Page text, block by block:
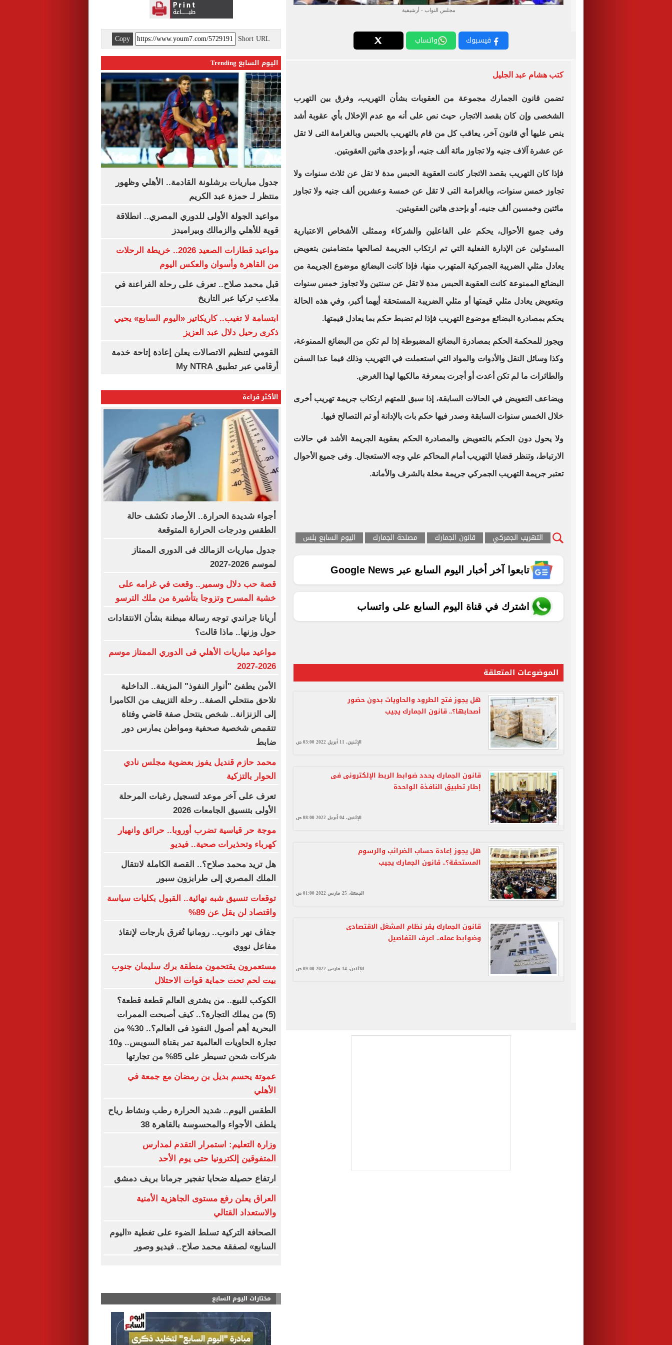
مجلس النواب - أرشيفية
فيسبوك واتساب
كتب هشام عبد الجليل
تضمن قانون الجمارك مجموعة من العقوبات بشأن التهريب، وفرق بين التهرب
الشخصى وإن كان بقصد الاتجار، حيث نص على أنه مع عدم الإخلال بأي عقوبة أشد
ينص عليها أي قانون آخر، يعاقب كل من قام بالتهريب بالحبس وبالغرامة التى لا تقل
عن عشرة آلاف جنيه ولا تجاوز مائة ألف جنيه، أو بإحدى هاتين العقوبتين.
فإذا كان التهريب بقصد الاتجار كانت العقوبة الحبس مدة لا تقل عن ثلاث سنوات ولا
تجاوز خمس سنوات، وبالغرامة التى لا تقل عن خمسة وعشرين ألف جنيه ولا تجاوز
مائتين وخمسين ألف جنيه، أو بإحدى هاتين العقوبتين.
وفى جميع الأحوال، يحكم على الفاعلين والشركاء وممثلى الأشخاص الاعتبارية
المسئولين عن الإدارة الفعلية التي تم ارتكاب الجريمة لصالحها متضامنين بتعويض
يعادل مثلي الضريبة الجمركية المتهرب منها، فإذا كانت البضائع موضوع الجريمة من
البضائع الممنوعة كانت العقوبة الحبس مدة لا تقل عن سنتين ولا تجاوز خمس سنوات
وبتعويض يعادل مثلي قيمتها أو مثلي الضريبة المستحقة أيهما أكبر، وفي هذه الحالة
يحكم بمصادرة البضائع موضوع التهريب فإذا لم تضبط حكم بما يعادل قيمتها.
ويجوز للمحكمة الحكم بمصادرة البضائع المضبوطة إذا لم تكن من البضائع الممنوعة،
وكذا وسائل النقل والأدوات والمواد التي استعملت في التهريب وذلك فيما عدا السفن
والطائرات ما لم تكن أعدت أو أجرت بمعرفة مالكيها لهذا الغرض.
ويضاعف التعويض في الحالات السابقة، إذا سبق للمتهم ارتكاب جريمة تهريب أخرى
خلال الخمس سنوات السابقة وصدر فيها حكم بات بالإدانة أو تم التصالح فيها.
ولا يحول دون الحكم بالتعويض والمصادرة الحكم بعقوبة الجريمة الأشد في حالات
الارتباط، وتنظر قضايا التهريب أمام المحاكم علي وجه الاستعجال. وفى جميع الأحوال
تعتبر جريمة التهريب الجمركي جريمة مخلة بالشرف والأمانة.
التهريب الجمركي قانون الجمارك مصلحة الجمارك اليوم السابع بلس
تابعوا آخر أخبار اليوم السابع عبر Google News
اشترك في قناة اليوم السابع على واتساب
الموضوعات المتعلقة
هل يجوز فتح الطرود والحاويات بدون حضور
أصحابها؟.. قانون الجمارك يجيب
الإثنين، 11 أبريل 2022 03:00 ص
قانون الجمارك يحدد ضوابط الربط الإلكترونى فى
إطار تطبيق النافذة الواحدة
الإثنين، 04 أبريل 2022 08:00 ص
هل يجوز إعادة حساب الضرائب والرسوم
المستحقة؟.. قانون الجمارك يجيب
الجمعة، 25 مارس 2022 01:00 ص
قانون الجمارك يقر نظام المشغل الاقتصادى
وضوابط عمله.. اعرف التفاصيل
الإثنين، 14 مارس 2022 09:00 ص
Short URL
Copy
اليوم السابع Trending
جدول مباريات برشلونة القادمة.. الأهلي وظهور
منتظر لـ حمزة عبد الكريم
مواعيد الجولة الأولى للدوري المصري.. انطلاقة
قوية للأهلي والزمالك وبيراميدز
مواعيد قطارات الصعيد 2026.. خريطة الرحلات
من القاهرة وأسوان والعكس اليوم
قبل محمد صلاح.. تعرف على رحلة الفراعنة في
ملاعب تركيا عبر التاريخ
ابتسامة لا تغيب.. كاريكاتير «اليوم السابع» يحيي
ذكرى رحيل دلال عبد العزيز
القومي لتنظيم الاتصالات يعلن إعادة إتاحة خدمة
أرقامي عبر تطبيق My NTRA
الأكثر قراءة
أجواء شديدة الحرارة.. الأرصاد تكشف حالة
الطقس ودرجات الحرارة المتوقعة
جدول مباريات الزمالك فى الدورى الممتاز
لموسم 2026-2027
قصة حب دلال وسمير.. وقعت في غرامه على
خشبة المسرح وتزوجا بتأشيرة من ملك الترسو
أريانا جراندي توجه رسالة مبطنة بشأن الانتقادات
حول وزنها.. ماذا قالت؟
مواعيد مباريات الأهلي فى الدوري الممتاز موسم
2026-2027
الأمن يطفئ "أنوار النفوذ" المزيفة.. الداخلية
تلاحق منتحلي الصفة.. رحلة التزييف من الكاميرا
إلى الزنزانة.. شخص ينتحل صفة قاضي وفتاة
تتقمص شخصية صحفية ومواطن يمارس دور
ضابط
محمد حازم قنديل يفوز بعضوية مجلس نادي
الحوار بالتزكية
تعرف على آخر موعد لتسجيل رغبات المرحلة
الأولى بتنسيق الجامعات 2026
موجة حر قياسية تضرب أوروبا.. حرائق وانهيار
كهرباء وتحذيرات صحية.. فيديو
هل تريد محمد صلاح؟.. القصة الكاملة لانتقال
الملك المصري إلى طرابزون سبور
توقعات تنسيق شبه نهائية.. القبول بكليات سياسة
واقتصاد لن يقل عن 89%
جفاف نهر دانوب.. رومانيا تُغرق بارجات لإنقاذ
مفاعل نووي
مستعمرون يقتحمون منطقة برك سليمان جنوب
بيت لحم تحت حماية قوات الاحتلال
الكوكب للبيع.. من يشترى العالم قطعة قطعة؟
(5) من يملك التجارة؟.. كيف أصبحت الممرات
البحرية أهم أصول النفوذ فى العالم؟.. 30% من
تجارة الحاويات العالمية تمر بقناة السويس.. و10
شركات شحن تسيطر على 85% من تجارتها
عموتة يحسم بديل بن رمضان مع جمعة في
الأهلي
الطقس اليوم.. شديد الحرارة رطب ونشاط رياح
يلطف الأجواء والمحسوسة بالقاهرة 38
وزارة التعليم: استمرار التقدم لمدارس
المتفوقين إلكترونيا حتى يوم الأحد
ارتفاع حصيلة ضحايا تفجير جرمانا بريف دمشق
العراق يعلن رفع مستوى الجاهزية الأمنية
والاستعداد القتالي
الصحافة التركية تسلط الضوء على تغطية «اليوم
السابع» لصفقة محمد صلاح.. فيديو وصور
مختارات اليوم السابع